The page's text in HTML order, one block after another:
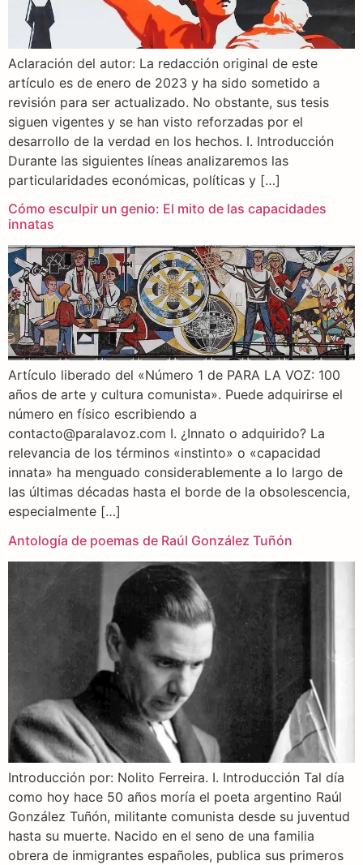
Aclaración del autor: La redacción original de este
artículo es de enero de 2023 y ha sido sometido a
revisión para ser actualizado. No obstante, sus tesis
siguen vigentes y se han visto reforzadas por el
desarrollo de la verdad en los hechos. I. Introducción
Durante las siguientes líneas analizaremos las
particularidades económicas, políticas y […]
Cómo esculpir un genio: El mito de las capacidades
innatas
Artículo liberado del «Número 1 de PARA LA VOZ: 100
años de arte y cultura comunista». Puede adquirirse el
número en físico escribiendo a
contacto@paralavoz.com I. ¿Innato o adquirido? La
relevancia de los términos «instinto» o «capacidad
innata» ha menguado considerablemente a lo largo de
las últimas décadas hasta el borde de la obsolescencia,
especialmente […]
Antología de poemas de Raúl González Tuñón
Introducción por: Nolito Ferreira. I. Introducción Tal día
como hoy hace 50 años moría el poeta argentino Raúl
González Tuñón, militante comunista desde su juventud
hasta su muerte. Nacido en el seno de una familia
obrera de inmigrantes españoles, publica sus primeros